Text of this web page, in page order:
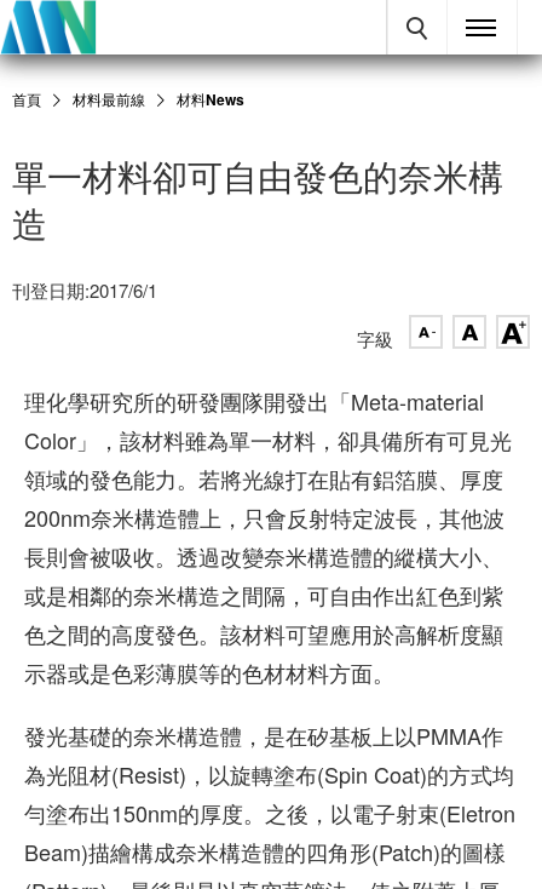
首頁 材料最前線 材料News
單一材料卻可自由發色的奈米構
造
刊登日期:2017/6/1
字級
理化學研究所的研發團隊開發出「Meta-material
Color」，該材料雖為單一材料，卻具備所有可見光
領域的發色能力。若將光線打在貼有鋁箔膜、厚度
200nm奈米構造體上，只會反射特定波長，其他波
長則會被吸收。透過改變奈米構造體的縱橫大小、
或是相鄰的奈米構造之間隔，可自由作出紅色到紫
色之間的高度發色。該材料可望應用於高解析度顯
示器或是色彩薄膜等的色材材料方面。
發光基礎的奈米構造體，是在矽基板上以PMMA作
為光阻材(Resist)，以旋轉塗布(Spin Coat)的方式均
勻塗布出150nm的厚度。之後，以電子射束(Eletron
Beam)描繪構成奈米構造體的四角形(Patch)的圖樣